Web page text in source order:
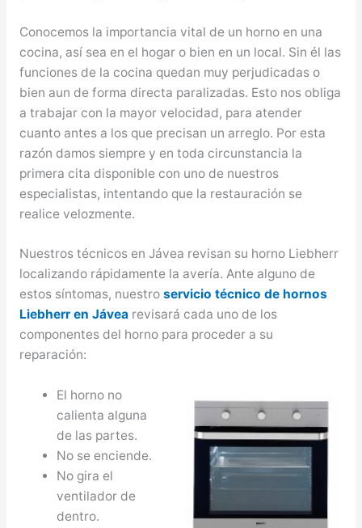
Conocemos la importancia vital de un horno en una
cocina, así sea en el hogar o bien en un local. Sin él las
funciones de la cocina quedan muy perjudicadas o
bien aun de forma directa paralizadas. Esto nos obliga
a trabajar con la mayor velocidad, para atender
cuanto antes a los que precisan un arreglo. Por esta
razón damos siempre y en toda circunstancia la
primera cita disponible con uno de nuestros
especialistas, intentando que la restauración se
realice velozmente.
Nuestros técnicos en Jávea revisan su horno Liebherr
localizando rápidamente la avería. Ante alguno de
estos síntomas, nuestro servicio técnico de hornos
Liebherr en Jávearevisará cada uno de los
componentes del horno para proceder a su
reparación:
El horno no
calienta alguna
de las partes.
No se enciende.
No gira el
ventilador de
dentro.